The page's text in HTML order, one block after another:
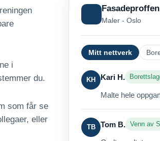
i
du.
som får se
eller
Maler - Oslo
Mitt nettverk
KH Kari H.
Malte hele
TB Tom B. Venn av